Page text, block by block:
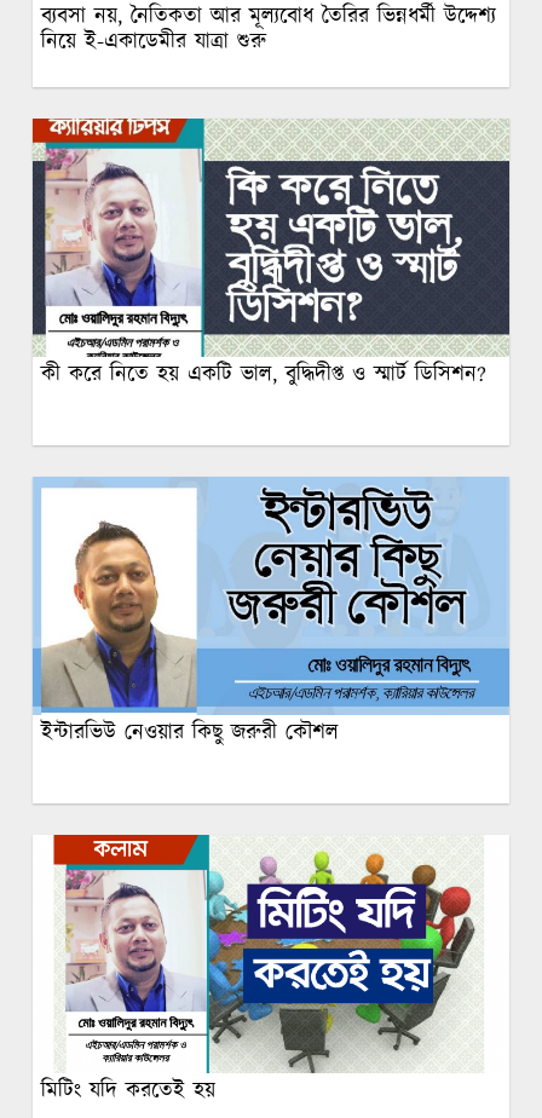
ব্যবসা নয়, নৈতিকতা আর মূল্যবোধ তৈরির ভিন্নধর্মী উদ্দেশ্য
নিয়ে ই-একাডেমীর যাত্রা শুরু
কী করে নিতে হয় একটি ভাল, বুদ্ধিদীপ্ত ও স্মার্ট ডিসিশন?
ইন্টারভিউ নেওয়ার কিছু জরুরী কৌশল
মিটিং যদি করতেই হয়